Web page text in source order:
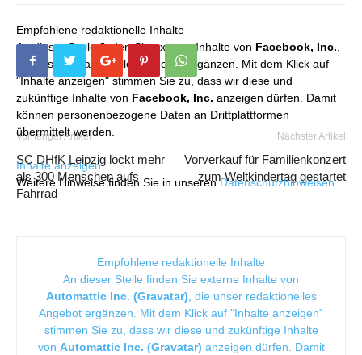
Empfohlene redaktionelle Inhalte
An dieser Stelle finden Sie externe Inhalte von Facebook, Inc.,
die unser redaktionelles Angebot ergänzen. Mit dem Klick auf
"Inhalte anzeigen" stimmen Sie zu, dass wir diese und
zukünftige Inhalte von Facebook, Inc. anzeigen dürfen. Damit
können personenbezogene Daten an Drittplattformen
übermittelt werden.
Inhalte anzeigen
Weitere Hinweise finden Sie in unserenDatenschutzhinweisen.
Vorheriger Artikel
SC DHfK Leipzig lockt mehr
als 300 Menschen aufs
Fahrrad
Nächster Artikel
Vorverkauf für Familienkonzert
zum Weltkindertag gestartet
Empfohlene redaktionelle Inhalte
An dieser Stelle finden Sie externe Inhalte von
Automattic Inc. (Gravatar), die unser redaktionelles
Angebot ergänzen. Mit dem Klick auf "Inhalte anzeigen"
stimmen Sie zu, dass wir diese und zukünftige Inhalte
von Automattic Inc. (Gravatar) anzeigen dürfen. Damit